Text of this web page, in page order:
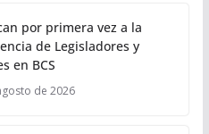
por primera vez a la
de Legisladores y
en BCS
de 2026